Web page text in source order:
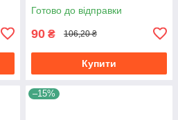
Готово до відправки
90 ₴ 106,20 ₴
Купити
–15%